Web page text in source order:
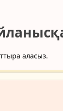
аласыз.